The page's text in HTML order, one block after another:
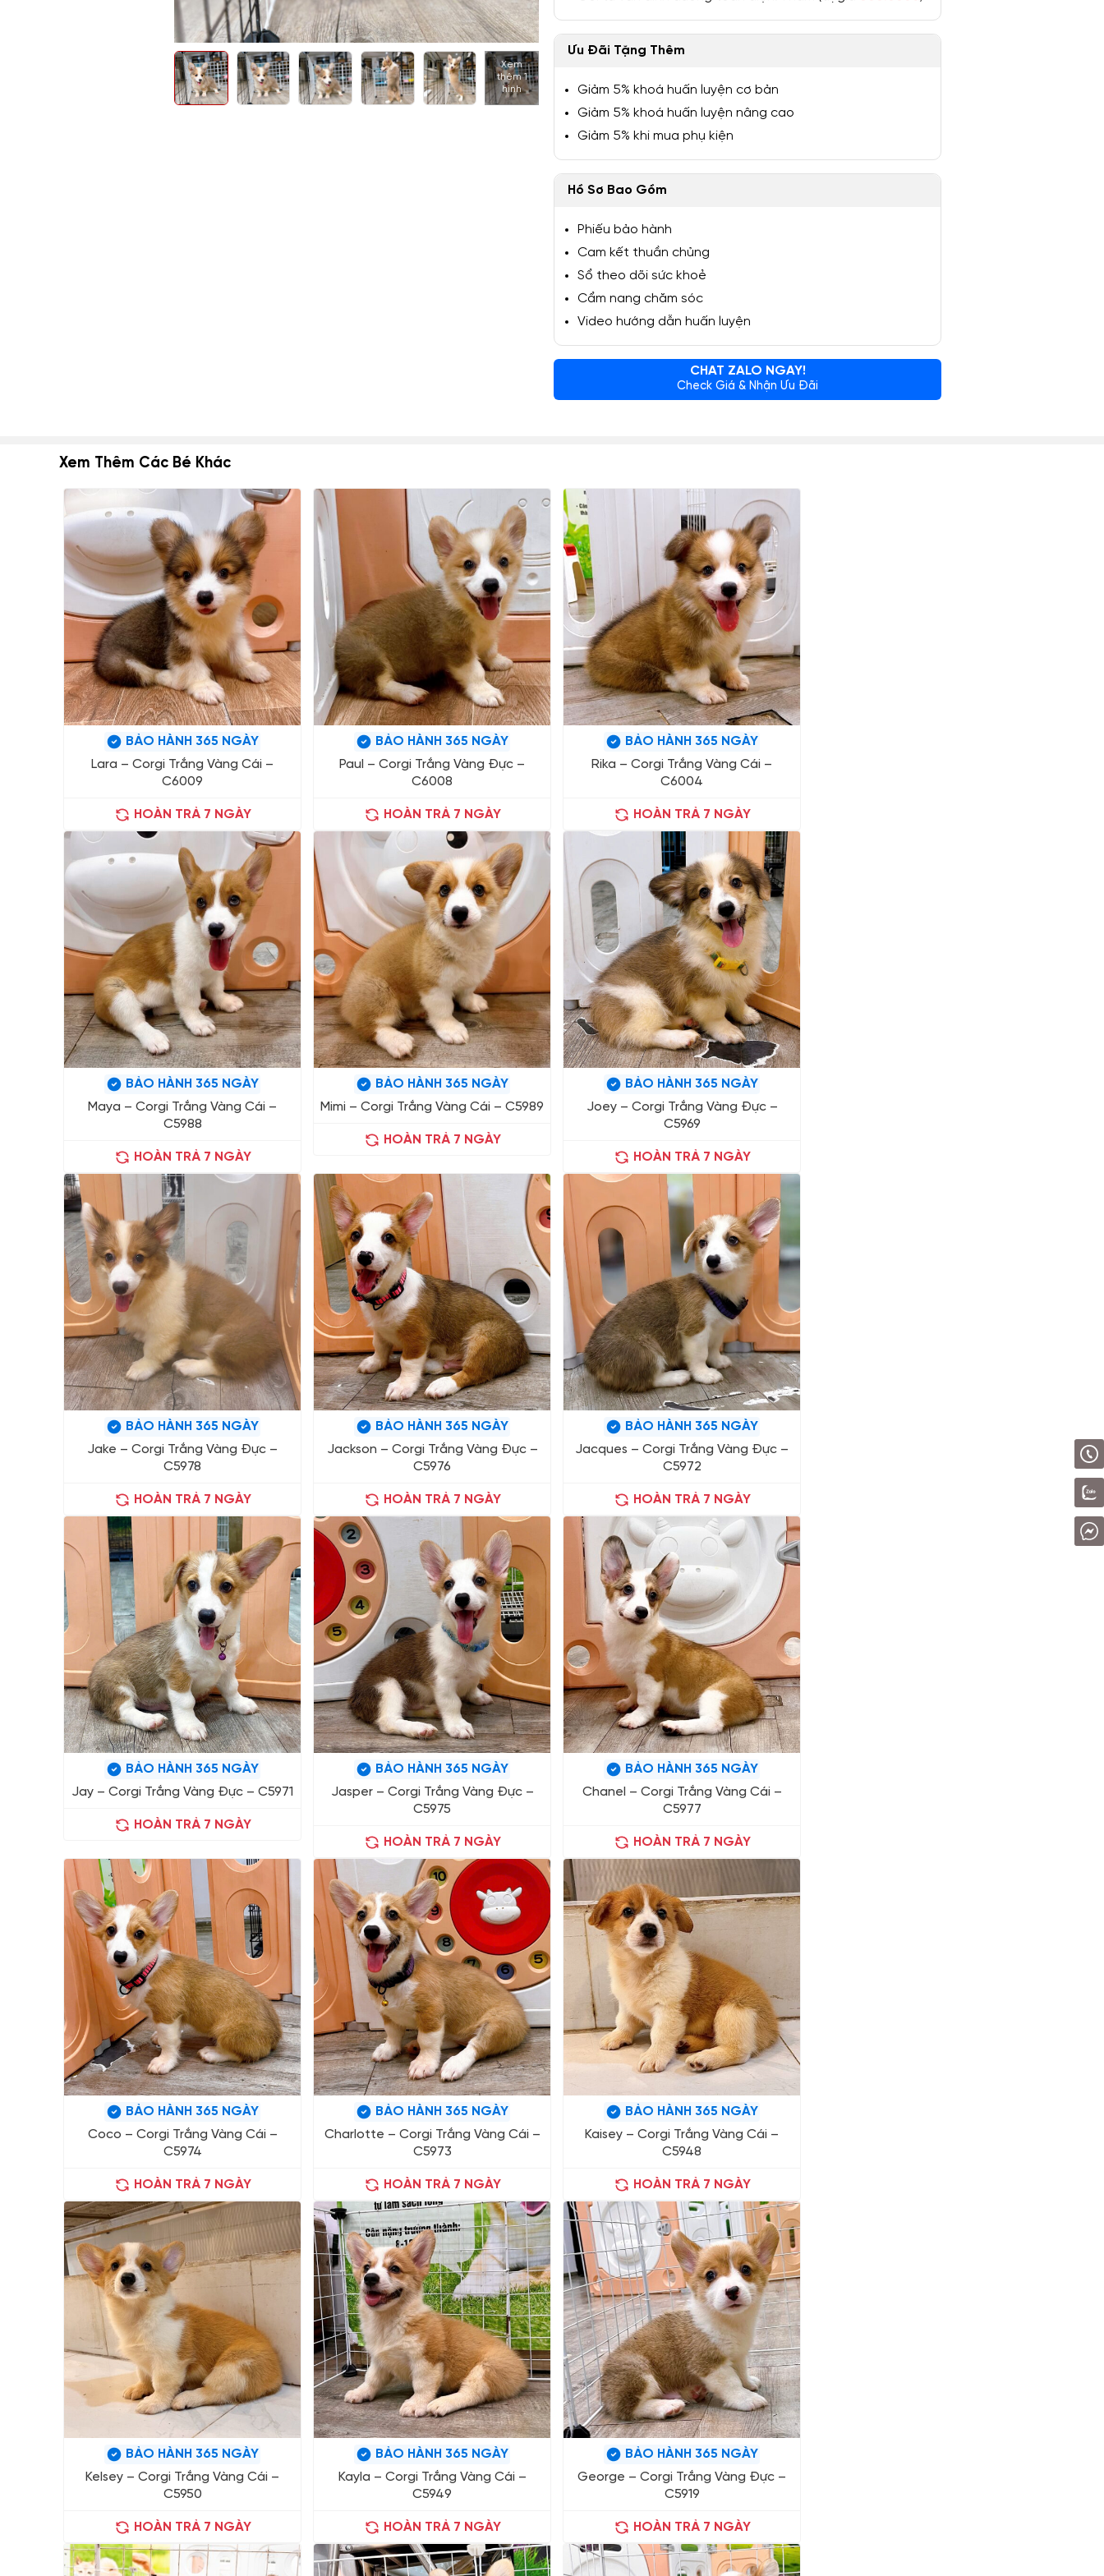
1/6
Xem
thêm 1
hình
Ưu Đãi Tặng Thêm
Giảm 5% khoá huấn luyện cơ bản
Giảm 5% khoá huấn luyện nâng cao
Giảm 5% khi mua phụ kiện
Hồ Sơ Bao Gồm
Phiếu bảo hành
Cam kết thuần chủng
Sổ theo dõi sức khoẻ
Cẩm nang chăm sóc
Video hướng dẫn huấn luyện
CHAT ZALO NGAY!
Check Giá & Nhận Ưu Đãi
Xem Thêm Các Bé Khác
BẢO HÀNH 365 NGÀY
Lara – Corgi Trắng Vàng Cái –
C6009
HOÀN TRẢ 7 NGÀY
BẢO HÀNH 365 NGÀY
Paul – Corgi Trắng Vàng Đực –
C6008
HOÀN TRẢ 7 NGÀY
BẢO HÀNH 365 NGÀY
Rika – Corgi Trắng Vàng Cái –
C6004
HOÀN TRẢ 7 NGÀY
BẢO HÀNH 365 NGÀY
Maya – Corgi Trắng Vàng Cái –
C5988
HOÀN TRẢ 7 NGÀY
BẢO HÀNH 365 NGÀY
Mimi – Corgi Trắng Vàng Cái – C5989
HOÀN TRẢ 7 NGÀY
BẢO HÀNH 365 NGÀY
Joey – Corgi Trắng Vàng Đực –
C5969
HOÀN TRẢ 7 NGÀY
BẢO HÀNH 365 NGÀY
Jake – Corgi Trắng Vàng Đực –
C5978
HOÀN TRẢ 7 NGÀY
BẢO HÀNH 365 NGÀY
Jackson – Corgi Trắng Vàng Đực –
C5976
HOÀN TRẢ 7 NGÀY
BẢO HÀNH 365 NGÀY
Jacques – Corgi Trắng Vàng Đực –
C5972
HOÀN TRẢ 7 NGÀY
BẢO HÀNH 365 NGÀY
Jay – Corgi Trắng Vàng Đực – C5971
HOÀN TRẢ 7 NGÀY
BẢO HÀNH 365 NGÀY
Jasper – Corgi Trắng Vàng Đực –
C5975
HOÀN TRẢ 7 NGÀY
BẢO HÀNH 365 NGÀY
Chanel – Corgi Trắng Vàng Cái –
C5977
HOÀN TRẢ 7 NGÀY
BẢO HÀNH 365 NGÀY
Coco – Corgi Trắng Vàng Cái –
C5974
HOÀN TRẢ 7 NGÀY
BẢO HÀNH 365 NGÀY
Charlotte – Corgi Trắng Vàng Cái –
C5973
HOÀN TRẢ 7 NGÀY
BẢO HÀNH 365 NGÀY
Kaisey – Corgi Trắng Vàng Cái –
C5948
HOÀN TRẢ 7 NGÀY
BẢO HÀNH 365 NGÀY
Kelsey – Corgi Trắng Vàng Cái –
C5950
HOÀN TRẢ 7 NGÀY
BẢO HÀNH 365 NGÀY
Kayla – Corgi Trắng Vàng Cái –
C5949
HOÀN TRẢ 7 NGÀY
BẢO HÀNH 365 NGÀY
George – Corgi Trắng Vàng Đực –
C5919
HOÀN TRẢ 7 NGÀY